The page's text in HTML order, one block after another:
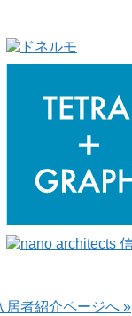
居者紹介ページへ »